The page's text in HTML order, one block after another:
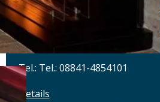
Zum Murnauer-
Weilheimerstraße 21, 82418
Tel.: Tel.: 08841-4854101
Details